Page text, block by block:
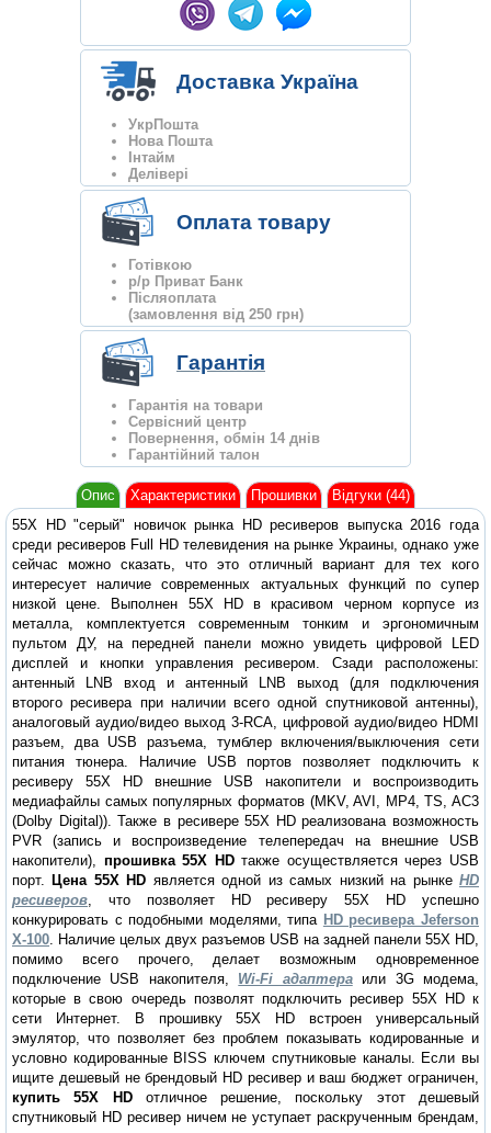
Доставка Україна
УкрПошта
Нова Пошта
Інтайм
Делівері
Оплата товару
Готівкою
р/р Приват Банк
Післяоплата
(замовлення від 250 грн)
Гарантія
Гарантія на товари
Сервісний центр
Повернення, обмін 14 днів
Гарантійний талон
Опис Характеристики Прошивки
Відгуки (44)
55X HD "серый" новичок рынка HD ресиверов выпуска 2016 года
среди ресиверов Full HD телевидения на рынке Украины, однако уже
сейчас можно сказать, что это отличный вариант для тех кого
интересует наличие современных актуальных функций по супер
низкой цене. Выполнен 55X HD в красивом черном корпусе из
металла, комплектуется современным тонким и эргономичным
пультом ДУ, на передней панели можно увидеть цифровой LED
дисплей и кнопки управления ресивером. Сзади расположены:
антенный LNB вход и антенный LNB выход (для подключения
второго ресивера при наличии всего одной спутниковой антенны),
аналоговый аудио/видео выход 3-RCA, цифровой аудио/видео HDMI
разъем, два USB разъема, тумблер включения/выключения сети
питания тюнера. Наличие USB портов позволяет подключить к
ресиверу 55X HD внешние USB накопители и воспроизводить
медиафайлы самых популярных форматов (MKV, AVI, MP4, TS, AC3
(Dolby Digital)). Также в ресивере 55X HD реализована возможность
PVR (запись и воспроизведение телепередач на внешние USB
накопители), прошивка 55X HDтакже осуществляется через USB
порт. Цена 55X HD является одной из самых низкий на рынкеHD
ресиверов, что позволяет HD ресиверу 55X HD успешно
конкурировать с подобными моделями, типа HD ресивера Jeferson
X-100. Наличие целых двух разъемов USB на задней панели 55X HD,
помимо всего прочего, делает возможным одновременное
подключение USB накопителя, Wi-Fi адаптераили 3G модема,
которые в свою очередь позволят подключить ресивер 55X HD к
сети Интернет. В прошивку 55X HD встроен универсальный
эмулятор, что позволяет без проблем показывать кодированные и
условно кодированные BISS ключем спутниковые каналы. Если вы
ищите дешевый не брендовый HD ресивер и ваш бюджет ограничен,
купить 55X HDотличное решение, поскольку этот дешевый
спутниковый HD ресивер ничем не уступает раскрученным брендам,